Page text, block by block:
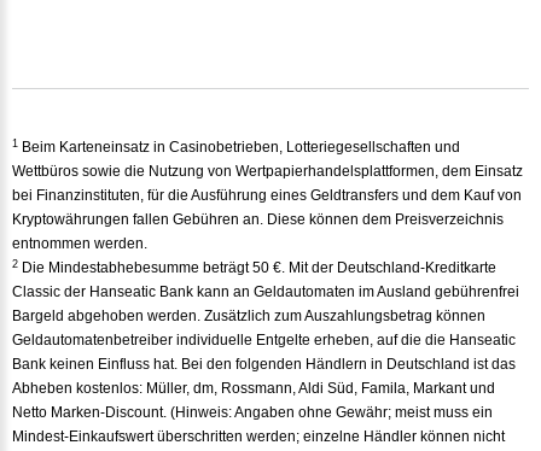
1
Beim Karteneinsatz in Casinobetrieben, Lotteriegesellschaften und
Wettbüros sowie die Nutzung von Wertpapierhandelsplattformen, dem Einsatz
bei Finanzinstituten, für die Ausführung eines Geldtransfers und dem Kauf von
Kryptowährungen fallen Gebühren an. Diese können dem Preisverzeichnis
entnommen werden.
2 Die Mindestabhebesumme beträgt 50 €. Mit der Deutschland-Kreditkarte
Classic der Hanseatic Bank kann an Geldautomaten im Ausland gebührenfrei
Bargeld abgehoben werden. Zusätzlich zum Auszahlungsbetrag können
Geldautomatenbetreiber individuelle Entgelte erheben, auf die die Hanseatic
Bank keinen Einfluss hat. Bei den folgenden Händlern in Deutschland ist das
Abheben kostenlos: Müller, dm, Rossmann, Aldi Süd, Famila, Markant und
Netto Marken-Discount. (Hinweis: Angaben ohne Gewähr; meist muss ein
Mindest-Einkaufswert überschritten werden; einzelne Händler können nicht